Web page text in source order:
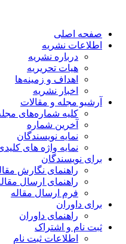
صفحه اصلی
اطلاعات نشریه
درباره نشریه
هیات تحریریه
اهداف و زمینه‌ها
اخبار نشریه
آرشیو مجله و مقالات
کلیه شماره‌های مجله
آخرین شماره
نمایه نویسندگان
نمایه واژه های کلیدی
برای نویسندگان
راهنمای نگارش مقاله
راهنمای ارسال مقاله
فرم ارسال مقاله
برای داوران
راهنمای داوران
ثبت نام و اشتراک
اطلاعات ثبت نام